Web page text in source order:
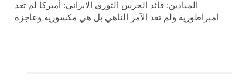
الميادين: قائد الحرس الثوري الايراني: أميركا لم تعد
امبراطورية ولم تعد الآمر الناهي بل هي مكسورية وعاجزة